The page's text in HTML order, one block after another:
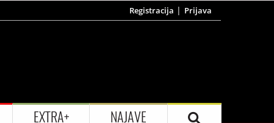
Registracija Prijava
EXTRA+ NAJAVE